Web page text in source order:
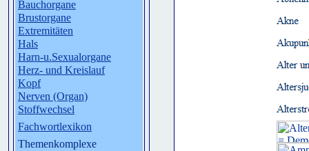
Bauchorgane
Brustorgane
Extremitäten
Hals
Harn-u.Sexualorgane
Herz- und Kreislauf
Kopf
Nerven (Organ)
Stoffwechsel
Fachwortlexikon
Themenkomplexe